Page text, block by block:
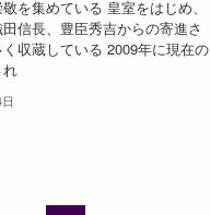
を集めている 皇室をはじめ、
信長、豊臣秀吉からの寄進さ
収蔵している 2009年に現在の